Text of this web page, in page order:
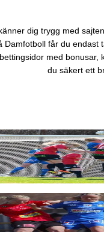
dig trygg med
Damfotboll får du
med
du säkert ett